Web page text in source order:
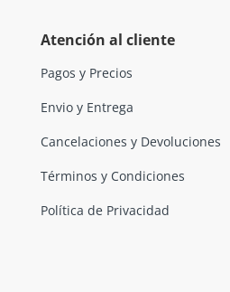
Atención al cliente
Pagos y Precios
Envio y Entrega
Cancelaciones y Devoluciones
Términos y Condiciones
Política de Privacidad